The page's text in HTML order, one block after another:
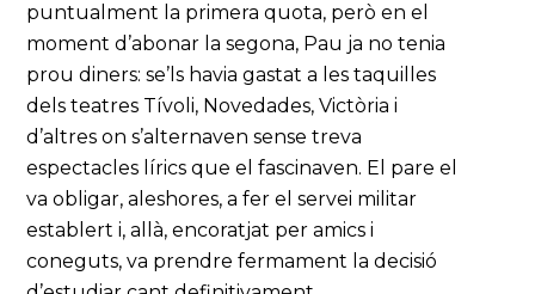
puntualment la primera quota, però en el
moment d’abonar la segona, Pau ja no tenia
prou diners: se’ls havia gastat a les taquilles
dels teatres Tívoli, Novedades, Victòria i
d’altres on s’alternaven sense treva
espectacles lírics que el fascinaven. El pare el
va obligar, aleshores, a fer el servei militar
establert i, allà, encoratjat per amics i
coneguts, va prendre fermament la decisió